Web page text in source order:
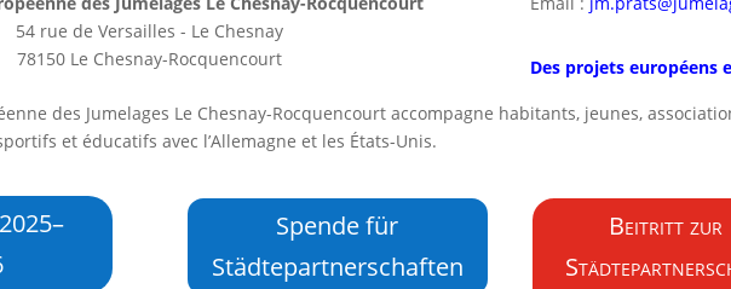
54 rue de Versailles - Le Chesnay
78150 Le Chesnay-Rocquencourt
Des projets européens
des Jumelages Le Chesnay-Rocquencourt accompagne habitants, jeunes,
et éducatifs avec l’Allemagne et les États-Unis.
Spende für
Städtepartnerschaften
Beitritt zur